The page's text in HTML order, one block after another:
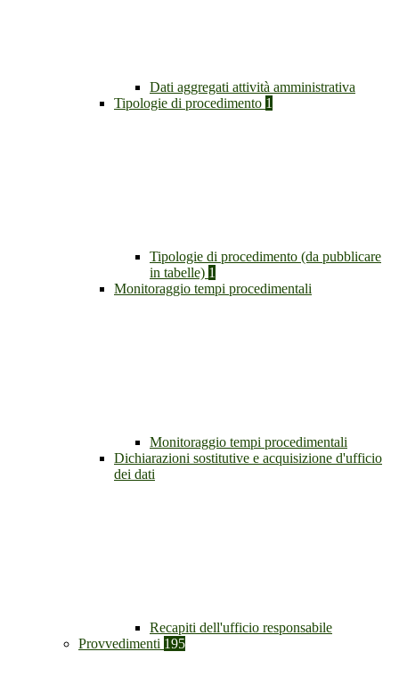
Dati aggregati attività amministrativa
Tipologie di procedimento 1
Tipologie di procedimento (da pubblicare
in tabelle) 1
Monitoraggio tempi procedimentali
Monitoraggio tempi procedimentali
Dichiarazioni sostitutive e acquisizione d'ufficio
dei dati
Recapiti dell'ufficio responsabile
Provvedimenti 195